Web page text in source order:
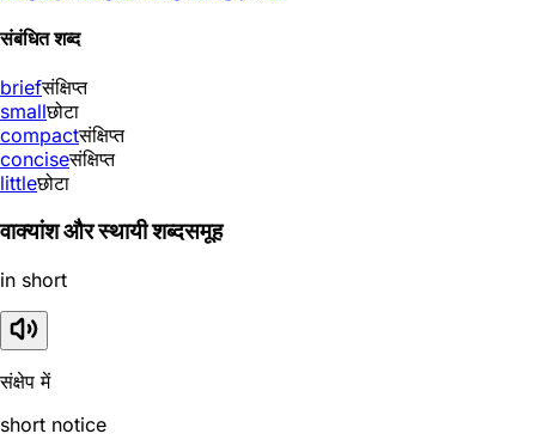
संबंधित शब्द
briefसंक्षिप्त
smallछोटा
compactसंक्षिप्त
conciseसंक्षिप्त
littleछोटा
वाक्यांश और स्थायी शब्दसमूह
in short
संक्षेप में
short notice